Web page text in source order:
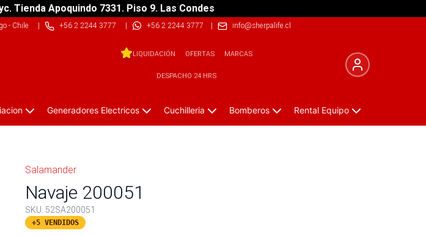
Tienda Apoquindo 7331. Piso 9. Las Condes
- Chile| +56 2 2244 3777 | +56 2 2244 3777 | info@sherpalife.cl
LIQUIDACIÓN OFERTAS MARCAS
DESPACHO 24 HRS
Generadores Electricos Cuchilleria Bomberos Rental Equipo
Salamander
Navaje 200051
SKU: 52SA200051
+5 VENDIDOS